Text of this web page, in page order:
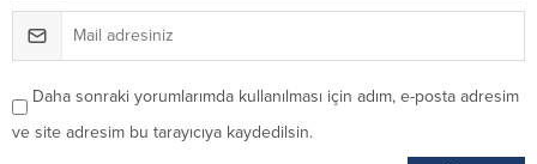
Daha sonraki yorumlarımda kullanılması için adım, e-posta adresim
ve site adresim bu tarayıcıya kaydedilsin.